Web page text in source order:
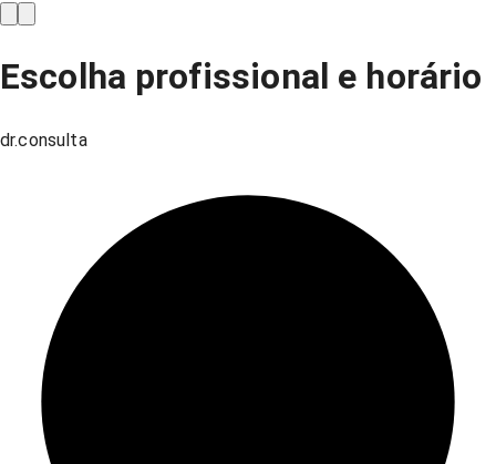
Escolha profissional e horário
dr.consulta